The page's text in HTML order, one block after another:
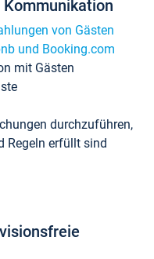
von Gästen
und Booking.com
mit Gästen
durchzuführen,
Regeln erfüllt sind